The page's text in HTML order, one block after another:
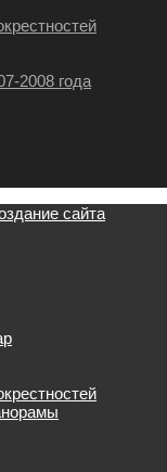
2008 года
сайта